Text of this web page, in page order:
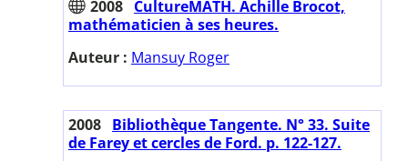
2008 CultureMATH. Achille Brocot,
mathématicien à ses heures.
Auteur : Mansuy Roger
2008 Bibliothèque Tangente. N° 33. Suite
de Farey et cercles de Ford. p. 122-127.